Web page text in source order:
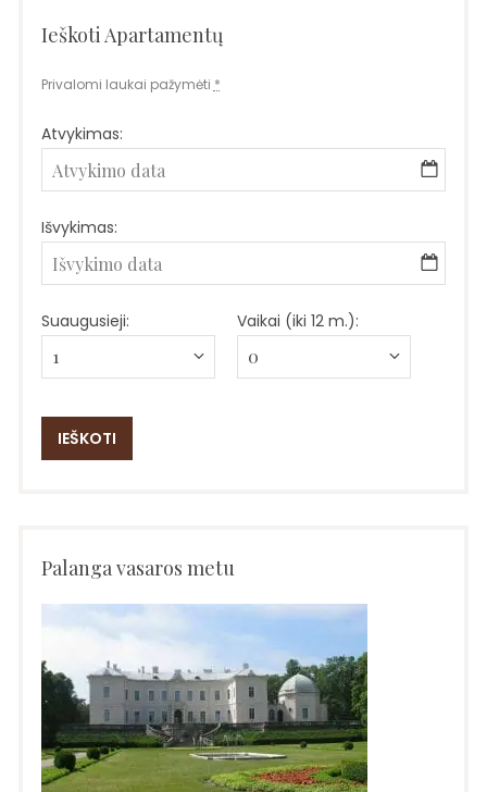
Ieškoti Apartamentų
Privalomi laukai pažymėti *
Atvykimas:
Išvykimas:
Suaugusieji: Vaikai (iki 12 m.):
Palanga vasaros metu